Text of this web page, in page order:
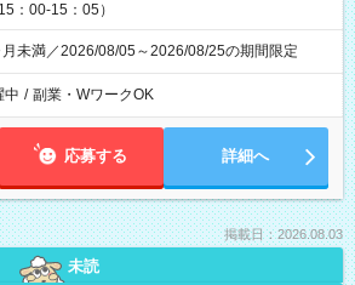
：00-15：05）
未満／2026/08/05～2026/08/25の期間限定
中 / 副業・WワークOK
応募する 詳細へ
掲載日：2026.08.03
未読